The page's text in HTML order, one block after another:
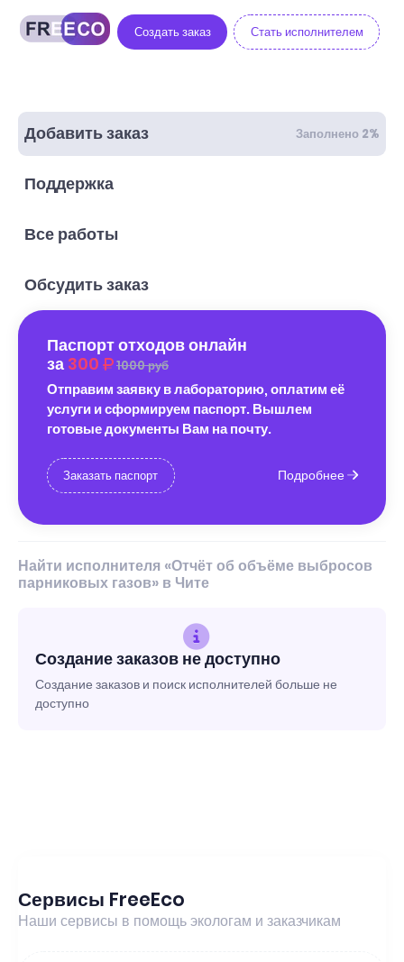
Создать заказ Стать исполнителем
Добавить заказ Заполнено 2%
Поддержка
Все работы
Обсудить заказ
Паспорт отходов онлайн
за 300 1000 руб
Отправим заявку в лабораторию, оплатим её
услуги и сформируем паспорт. Вышлем
готовые документы Вам на почту.
Заказать паспорт Подробнее
Найти исполнителя «Отчёт об объёме выбросов
парниковых газов» в Чите
Создание заказов не доступно
Создание заказов и поиск исполнителей больше не
доступно
Сервисы FreeEco
Наши сервисы в помощь экологам и заказчикам